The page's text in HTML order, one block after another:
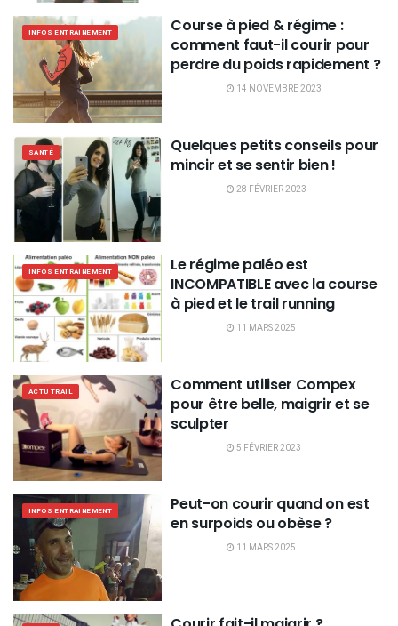
INFOS ENTRAINEMENT
Course à pied & régime :
comment faut-il courir pour
perdre du poids rapidement ?
14 NOVEMBRE 2023
SANTÉ
Quelques petits conseils pour
mincir et se sentir bien !
28 FÉVRIER 2023
INFOS ENTRAINEMENT
Le régime paléo est
INCOMPATIBLE avec la course
à pied et le trail running
11 MARS 2025
ACTU TRAIL
Comment utiliser Compex
pour être belle, maigrir et se
sculpter
5 FÉVRIER 2023
INFOS ENTRAINEMENT
Peut-on courir quand on est
en surpoids ou obèse ?
11 MARS 2025